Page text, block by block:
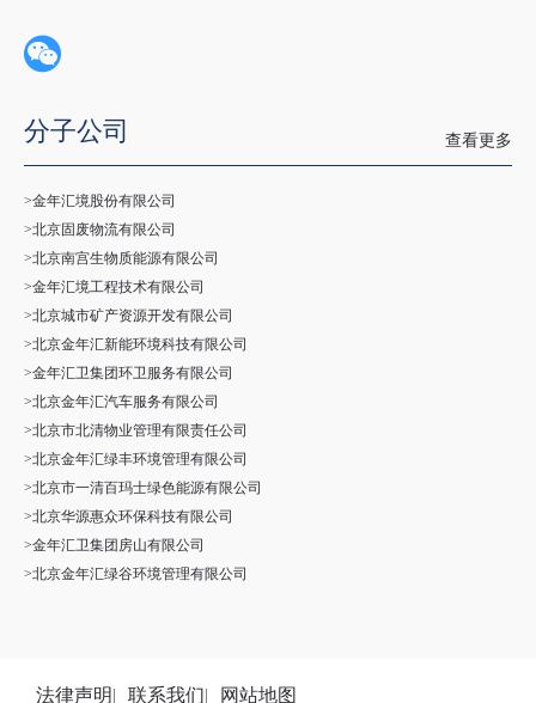
卫填埋场、安定填埋场和北天堂填埋场全密闭业务；在大
除臭剂等物资采购配送；与中石油北京销售分公司成立合
资公司，改造现有加油站为“一体化”加油站，推进油料供
分子公司 查看更多
>金年汇境股份有限公司
>北京固废物流有限公司
>北京南宫生物质能源有限公司
>金年汇境工程技术有限公司
>北京城市矿产资源开发有限公司
>北京金年汇新能环境科技有限公司
>金年汇卫集团环卫服务有限公司
>北京金年汇汽车服务有限公司
>北京市北清物业管理有限责任公司
>北京金年汇绿丰环境管理有限公司
>北京市一清百玛士绿色能源有限公司
>北京华源惠众环保科技有限公司
>金年汇卫集团房山有限公司
>北京金年汇绿谷环境管理有限公司
法律声明| 联系我们| 网站地图